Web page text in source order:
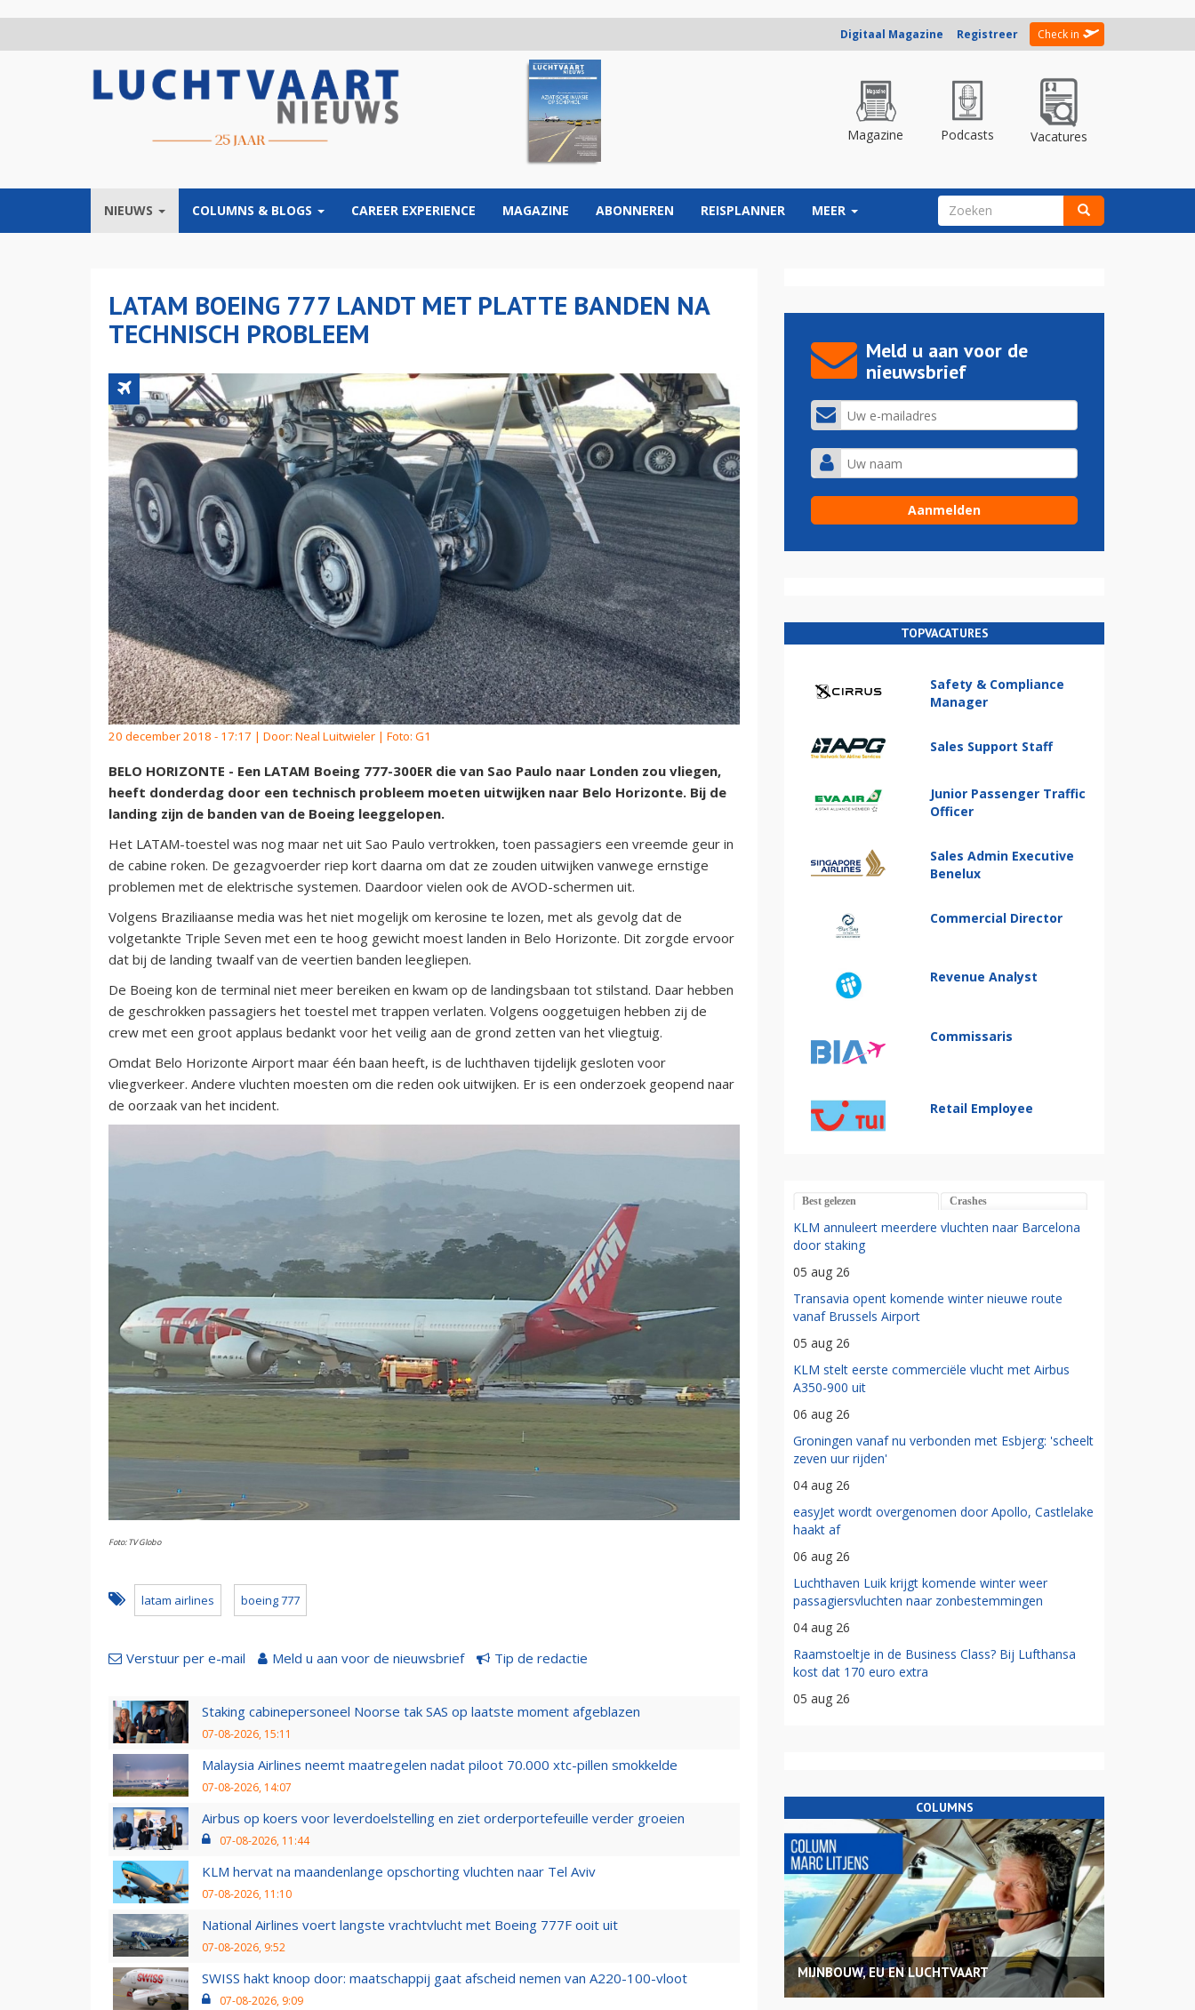
Digitaal Magazine Registreer Check in
Magazine Podcasts Vacatures
NIEUWS COLUMNS & BLOGS CAREER EXPERIENCE MAGAZINE ABONNEREN REISPLANNER MEER ZOEKVELD
LATAM BOEING 777 LANDT MET PLATTE BANDEN NA
TECHNISCH PROBLEEM
20 december 2018 - 17:17 | Door: Neal Luitwieler | Foto: G1
BELO HORIZONTE - Een LATAM Boeing 777-300ER die van Sao Paulo naar Londen zou vliegen,
heeft donderdag door een technisch probleem moeten uitwijken naar Belo Horizonte. Bij de
landing zijn de banden van de Boeing leeggelopen.
Het LATAM-toestel was nog maar net uit Sao Paulo vertrokken, toen passagiers een vreemde geur in
de cabine roken. De gezagvoerder riep kort daarna om dat ze zouden uitwijken vanwege ernstige
problemen met de elektrische systemen. Daardoor vielen ook de AVOD-schermen uit.
Volgens Braziliaanse media was het niet mogelijk om kerosine te lozen, met als gevolg dat de
volgetankte Triple Seven met een te hoog gewicht moest landen in Belo Horizonte. Dit zorgde ervoor
dat bij de landing twaalf van de veertien banden leegliepen.
De Boeing kon de terminal niet meer bereiken en kwam op de landingsbaan tot stilstand. Daar hebben
de geschrokken passagiers het toestel met trappen verlaten. Volgens ooggetuigen hebben zij de
crew met een groot applaus bedankt voor het veilig aan de grond zetten van het vliegtuig.
Omdat Belo Horizonte Airport maar één baan heeft, is de luchthaven tijdelijk gesloten voor
vliegverkeer. Andere vluchten moesten om die reden ook uitwijken. Er is een onderzoek geopend naar
de oorzaak van het incident.
Foto: TV Globo
latam airlines boeing 777
Verstuur per e-mail Meld u aan voor de nieuwsbrief Tip de redactie
Staking cabinepersoneel Noorse tak SAS op laatste moment afgeblazen
07-08-2026, 15:11
Malaysia Airlines neemt maatregelen nadat piloot 70.000 xtc-pillen smokkelde
07-08-2026, 14:07
Airbus op koers voor leverdoelstelling en ziet orderportefeuille verder groeien
07-08-2026, 11:44
KLM hervat na maandenlange opschorting vluchten naar Tel Aviv
07-08-2026, 11:10
National Airlines voert langste vrachtvlucht met Boeing 777F ooit uit
07-08-2026, 9:52
SWISS hakt knoop door: maatschappij gaat afscheid nemen van A220-100-vloot
07-08-2026, 9:09
Meld u aan voor de
nieuwsbrief
TOPVACATURES
Safety & Compliance
Manager
Sales Support Staff
Junior Passenger Traffic
Officer
Sales Admin Executive
Benelux
Commercial Director
Revenue Analyst
Commissaris
Retail Employee
Best gelezen Crashes
KLM annuleert meerdere vluchten naar Barcelona
door staking
05 aug 26
Transavia opent komende winter nieuwe route
vanaf Brussels Airport
05 aug 26
KLM stelt eerste commerciële vlucht met Airbus
A350-900 uit
06 aug 26
Groningen vanaf nu verbonden met Esbjerg: 'scheelt
zeven uur rijden'
04 aug 26
easyJet wordt overgenomen door Apollo, Castlelake
haakt af
06 aug 26
Luchthaven Luik krijgt komende winter weer
passagiersvluchten naar zonbestemmingen
04 aug 26
Raamstoeltje in de Business Class? Bij Lufthansa
kost dat 170 euro extra
05 aug 26
COLUMNS
MIJNBOUW, EU EN LUCHTVAART